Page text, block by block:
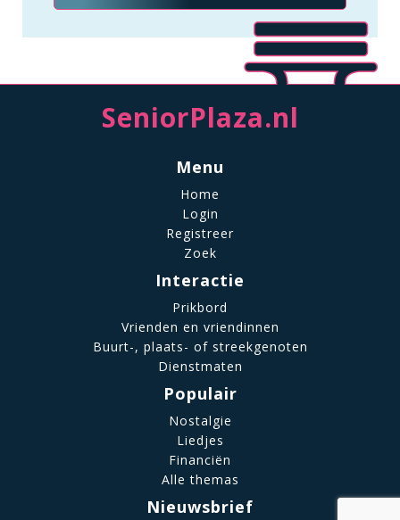
SeniorPlaza.nl
Menu
Home
Login
Registreer
Zoek
Interactie
Prikbord
Vrienden en vriendinnen
Buurt-, plaats- of streekgenoten
Dienstmaten
Populair
Nostalgie
Liedjes
Financiën
Alle themas
Nieuwsbrief